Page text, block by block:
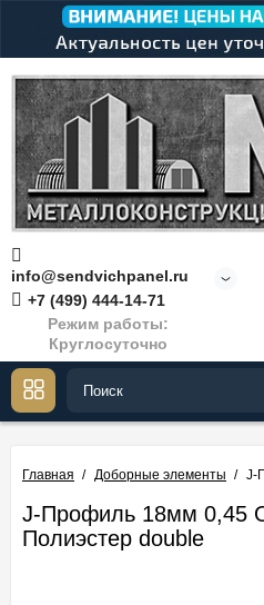
info@sendvichpanel.ru
+7 (499) 444-14-71
Режим работы:
Круглосуточно
Главная Доборные элементы J-
J-Профиль 18мм 0,45
Полиэстер double